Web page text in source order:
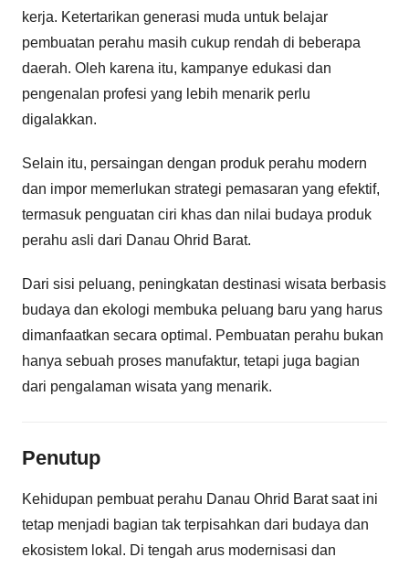
kerja. Ketertarikan generasi muda untuk belajar
pembuatan perahu masih cukup rendah di beberapa
daerah. Oleh karena itu, kampanye edukasi dan
pengenalan profesi yang lebih menarik perlu
digalakkan.
Selain itu, persaingan dengan produk perahu modern
dan impor memerlukan strategi pemasaran yang efektif,
termasuk penguatan ciri khas dan nilai budaya produk
perahu asli dari Danau Ohrid Barat.
Dari sisi peluang, peningkatan destinasi wisata berbasis
budaya dan ekologi membuka peluang baru yang harus
dimanfaatkan secara optimal. Pembuatan perahu bukan
hanya sebuah proses manufaktur, tetapi juga bagian
dari pengalaman wisata yang menarik.
Penutup
Kehidupan pembuat perahu Danau Ohrid Barat saat ini
tetap menjadi bagian tak terpisahkan dari budaya dan
ekosistem lokal. Di tengah arus modernisasi dan